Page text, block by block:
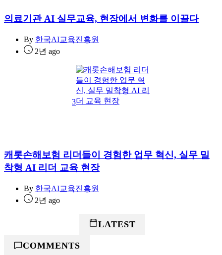
의료기관 AI 실무교육, 현장에서 변화를 이끌다
By 한국AI교육진흥원
2년 ago
3
캐롯손해보험 리더들이 경험한 업무 혁신, 실무 밀
착형 AI 리더 교육 현장
By 한국AI교육진흥원
2년 ago
LATEST
COMMENTS